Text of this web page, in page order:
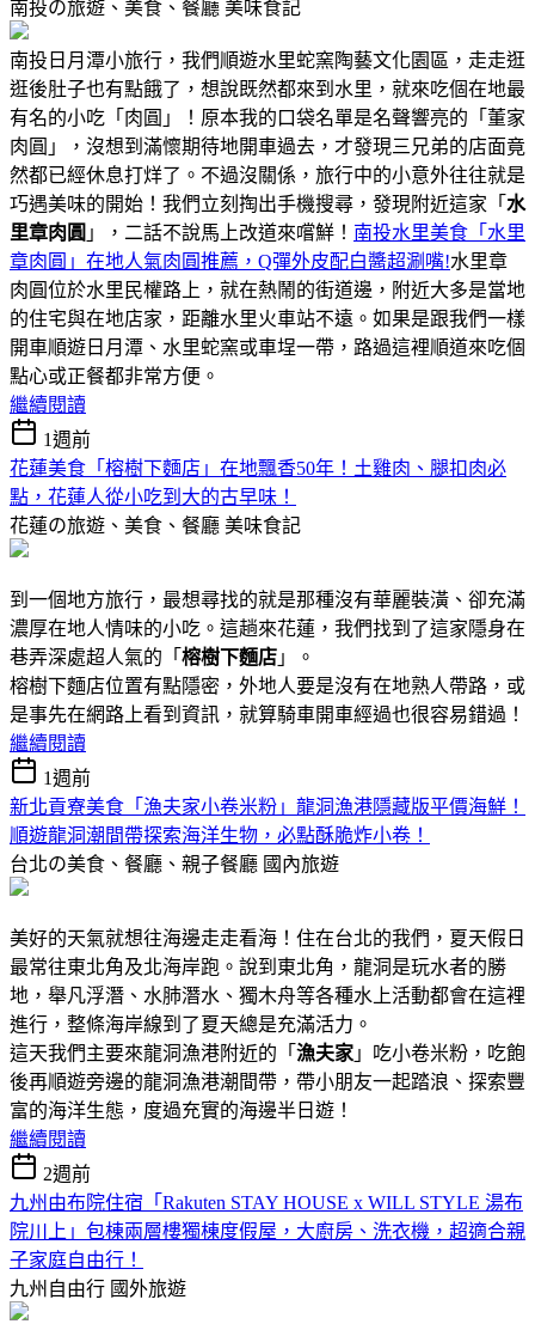
南投の旅遊、美食、餐廳 美味食記
南投日月潭小旅行，我們順遊水里蛇窯陶藝文化園區，走走逛
逛後肚子也有點餓了，想說既然都來到水里，就來吃個在地最
有名的小吃「肉圓」！原本我的口袋名單是名聲響亮的「董家
肉圓」，沒想到滿懷期待地開車過去，才發現三兄弟的店面竟
然都已經休息打烊了。不過沒關係，旅行中的小意外往往就是
巧遇美味的開始！我們立刻掏出手機搜尋，發現附近這家「 水
里章肉圓 」，二話不說馬上改道來嚐鮮！ 南投水里美食「水里
章肉圓」在地人氣肉圓推薦，Q彈外皮配白醬超涮嘴!水里章
肉圓位於水里民權路上，就在熱鬧的街道邊，附近大多是當地
的住宅與在地店家，距離水里火車站不遠。如果是跟我們一樣
開車順遊日月潭、水里蛇窯或車埕一帶，路過這裡順道來吃個
點心或正餐都非常方便。
繼續閱讀
1週前
花蓮美食「榕樹下麵店」在地飄香50年！土雞肉、腿扣肉必
點，花蓮人從小吃到大的古早味！
花蓮の旅遊、美食、餐廳 美味食記
到一個地方旅行，最想尋找的就是那種沒有華麗裝潢、卻充滿
濃厚在地人情味的小吃。這趟來花蓮，我們找到了這家隱身在
巷弄深處超人氣的「 榕樹下麵店 」。
榕樹下麵店位置有點隱密，外地人要是沒有在地熟人帶路，或
是事先在網路上看到資訊，就算騎車開車經過也很容易錯過！
繼續閱讀
1週前
新北貢寮美食「漁夫家小卷米粉」龍洞漁港隱藏版平價海鮮！
順遊龍洞潮間帶探索海洋生物，必點酥脆炸小卷！
台北の美食、餐廳、親子餐廳 國內旅遊
美好的天氣就想往海邊走走看海！住在台北的我們，夏天假日
最常往東北角及北海岸跑。說到東北角，龍洞是玩水者的勝
地，舉凡浮潛、水肺潛水、獨木舟等各種水上活動都會在這裡
進行，整條海岸線到了夏天總是充滿活力。
這天我們主要來龍洞漁港附近的「 漁夫家 」吃小卷米粉，吃飽
後再順遊旁邊的龍洞漁港潮間帶，帶小朋友一起踏浪、探索豐
富的海洋生態，度過充實的海邊半日遊！
繼續閱讀
2週前
九州由布院住宿「Rakuten STAY HOUSE x WILL STYLE 湯布
院川上」包棟兩層樓獨棟度假屋，大廚房、洗衣機，超適合親
子家庭自由行！
九州自由行 國外旅遊